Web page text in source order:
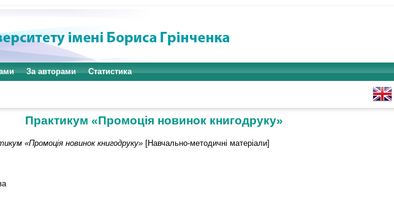
За авторами Статистика
Практикум «Промоція новинок книгодруку»
«Промоція новинок книгодруку» [Навчально-методичні матеріали]